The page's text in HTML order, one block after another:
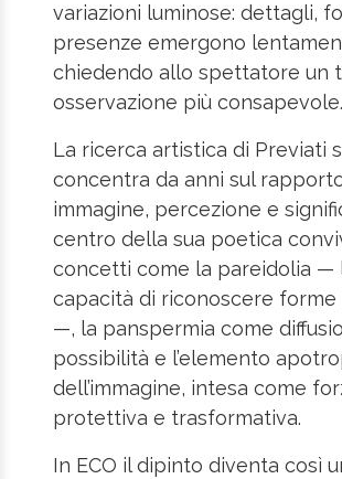
variazioni luminose: dettagli,
presenze emergono
chiedendo allo spettatore un
osservazione più consapevole.
La ricerca artistica di Previati
concentra da anni sul
immagine, percezione e
centro della sua poetica
concetti come la pareidolia —
capacità di riconoscere forme
—, la panspermia come
possibilità e l’elemento
dell’immagine, intesa come
protettiva e trasformativa.
In ECO il dipinto diventa così